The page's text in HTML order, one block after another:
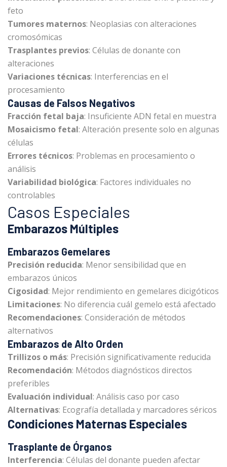
feto
Tumores maternos: Neoplasias con alteraciones
cromosómicas
Trasplantes previos: Células de donante con
alteraciones
Variaciones técnicas: Interferencias en el
procesamiento
Causas de Falsos Negativos
Fracción fetal baja: Insuficiente ADN fetal en muestra
Mosaicismo fetal: Alteración presente solo en algunas
células
Errores técnicos: Problemas en procesamiento o
análisis
Variabilidad biológica: Factores individuales no
controlables
Casos Especiales
Embarazos Múltiples
Embarazos Gemelares
Precisión reducida: Menor sensibilidad que en
embarazos únicos
Cigosidad: Mejor rendimiento en gemelares dicigóticos
Limitaciones: No diferencia cuál gemelo está afectado
Recomendaciones: Consideración de métodos
alternativos
Embarazos de Alto Orden
Trillizos o más: Precisión significativamente reducida
Recomendación: Métodos diagnósticos directos
preferibles
Evaluación individual: Análisis caso por caso
Alternativas: Ecografía detallada y marcadores séricos
Condiciones Maternas Especiales
Trasplante de Órganos
Interferencia: Células del donante pueden afectar